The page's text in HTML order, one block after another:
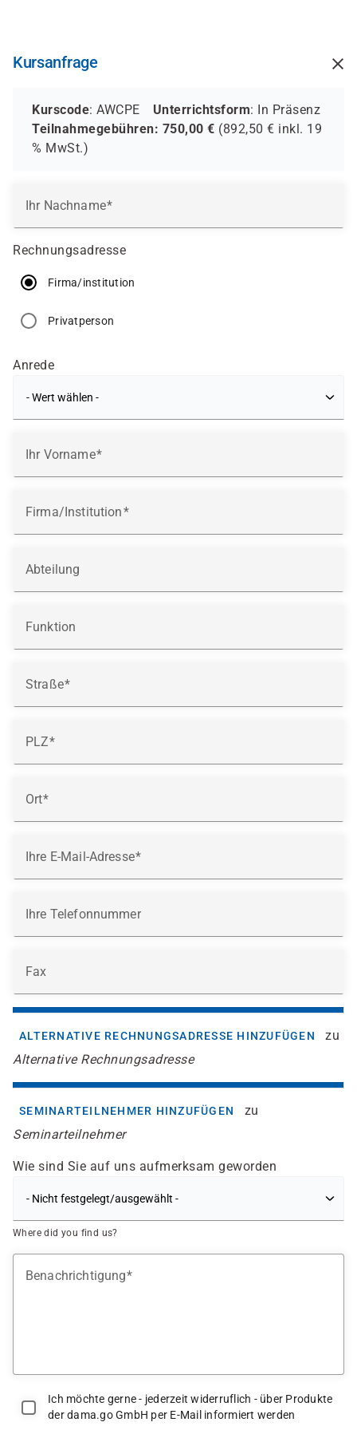
Kursanfrage
Kurscode: AWCPE Unterrichtsform: In Präsenz
Teilnahmegebühren: 750,00 € (892,50 € inkl. 19
% MwSt.)
Ihr Nachname
Rechnungsadresse
Firma/institution
Privatperson
Anrede
Ihr Vorname
Firma/Institution
Abteilung
Funktion
Straße
PLZ
Ort
Ihre E-Mail-Adresse
Ihre Telefonnummer
Fax
ALTERNATIVE RECHNUNGSADRESSE HINZUFÜGEN
zu
Alternative Rechnungsadresse
SEMINARTEILNEHMER HINZUFÜGEN
zu
Seminarteilnehmer
Wie sind Sie auf uns aufmerksam geworden
Where did you find us?
Benachrichtigung
Ich möchte gerne - jederzeit widerruflich - über Produkte
der dama.go GmbH per E-Mail informiert werden